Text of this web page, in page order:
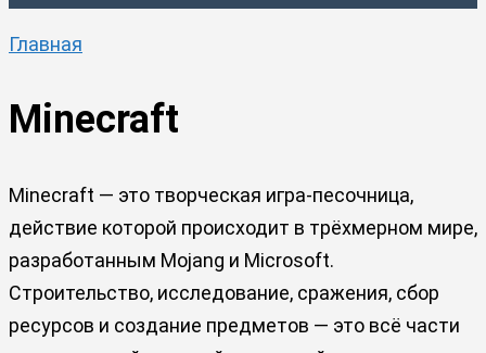
Главная
Minecraft
Minecraft — это творческая игра-песочница,
действие которой происходит в трёхмерном мире,
разработанным Mojang и Microsoft.
Строительство, исследование, сражения, сбор
ресурсов и создание предметов — это всё части